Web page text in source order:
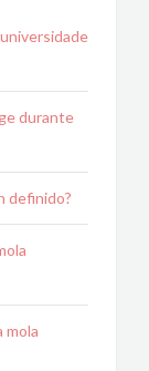
durante
definido?
mola